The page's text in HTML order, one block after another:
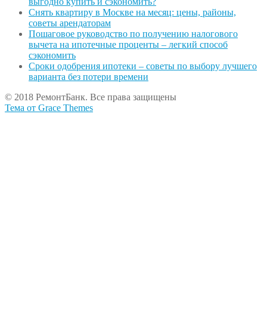
Снять квартиру в Москве на месяц: цены, районы,
советы арендаторам
Пошаговое руководство по получению налогового
вычета на ипотечные проценты – легкий способ
сэкономить
Сроки одобрения ипотеки – советы по выбору лучшего
варианта без потери времени
© 2018 РемонтБанк. Все права защищены
Тема от Grace Themes